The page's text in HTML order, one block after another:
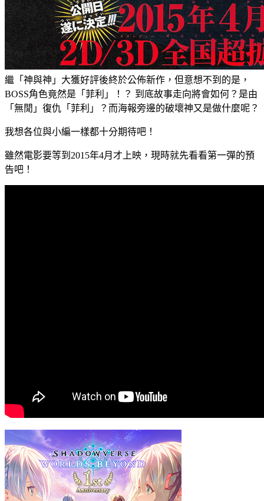
繼「神與神」大獲好評後終於公佈新作，但意想不到的是，
BOSS角色竟然是「菲利」！？ 到底故事走向將會如何？是由
「無閒」復仇「菲利」？而海報旁邊的破壞神又是做什麼呢？
我想各位與小編一樣都十分期待吧！
雖然電影要等到2015年4月才上映，現時就先看看第一彈的預
告吧！